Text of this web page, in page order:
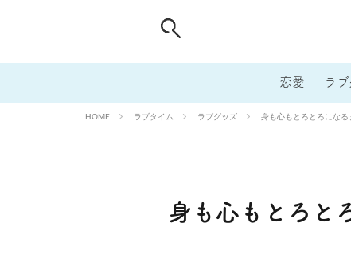
恋愛 ラ
HOME ラブタイム ラブグッズ 身も心もとろとろになる
身も心もとろと